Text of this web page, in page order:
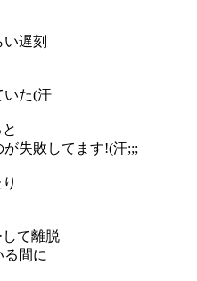
遅刻
いた(汗
失敗してます!(汗;;;
て離脱
る間に